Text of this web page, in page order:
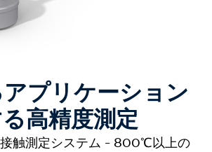
プリケーション
高精度測定
触測定システム - 800℃以上の